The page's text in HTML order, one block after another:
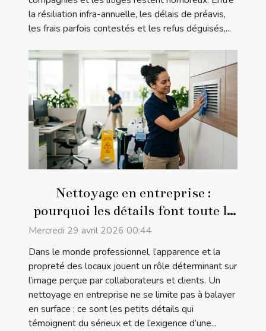
la résiliation infra-annuelle, les délais de préavis,
les frais parfois contestés et les refus déguisés,...
Nettoyage en entreprise :
pourquoi les détails font toute la
différence
Mercredi 29 avril 2026 00:44
Dans le monde professionnel, l’apparence et la
propreté des locaux jouent un rôle déterminant sur
l’image perçue par collaborateurs et clients. Un
nettoyage en entreprise ne se limite pas à balayer
en surface ; ce sont les petits détails qui
témoignent du sérieux et de l’exigence d’une...